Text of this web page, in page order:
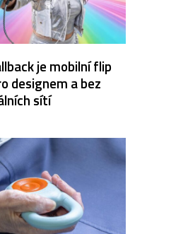
je mobilní flip
designem a bez
sítí